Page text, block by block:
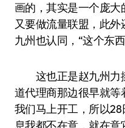
画的，其实是一个庞大
又要做流量联盟，此
九州也认同，“这个东
这也正是赵九州力
道代理商那边很早就等
我们马上开工，所以